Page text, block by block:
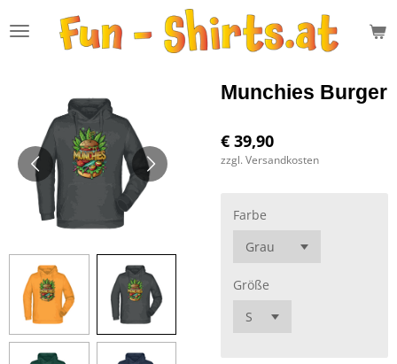
Hauptinhalt
Munchies Burger
€ 39,90
zzgl. Versandkosten
Farbe
Größe